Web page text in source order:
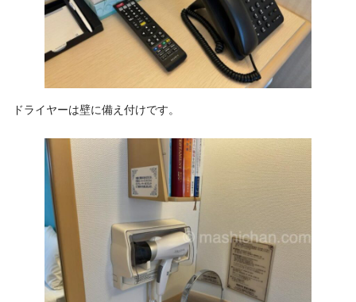
ドライヤーは壁に備え付けです。